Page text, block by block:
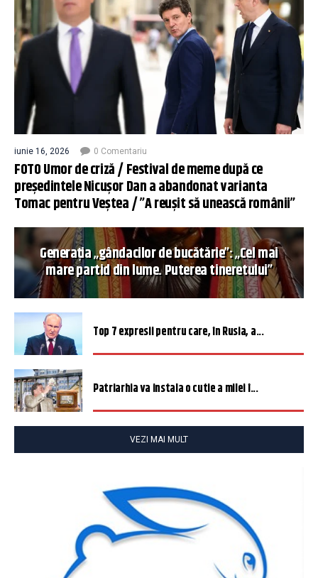
iunie 16, 2026 0 Comentariu
FOTO Umor de criză / Festival de meme după ce
președintele Nicușor Dan a abandonat varianta
Tomac pentru Veștea / ”A reușit să unească românii”
Generația „gândacilor de bucătărie”: „Cel mai
mare partid din lume. Puterea tineretului”
Top 7 expresii pentru care, în Rusia, a...
Patriarhia va instala o cutie a milei î...
VEZI MAI MULT